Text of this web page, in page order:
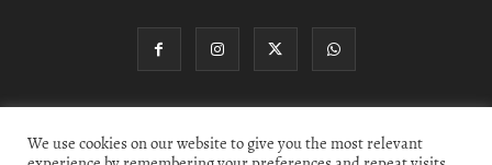
Privacy Policy Contact Us
We use cookies on our website to give you the most relevant